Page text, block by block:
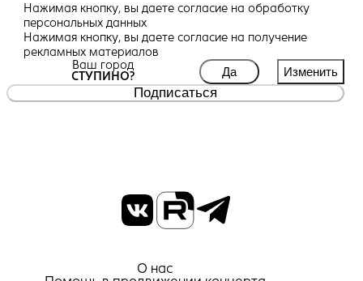
Нажимая кнопку, вы даете согласие на обработку
персональных данных
Нажимая кнопку, вы даете согласие на получение
рекламных материалов
Ваш город
СТУПИНО?
Да Изменить
Подписаться
О нас